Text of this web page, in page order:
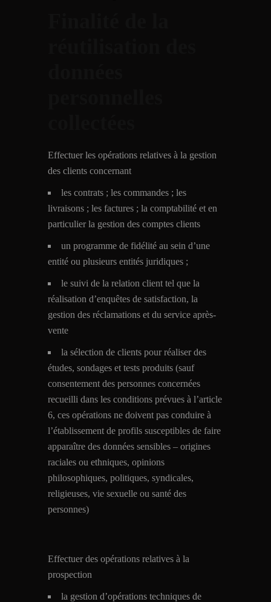
Effectuer les opérations relatives à la gestion
des clients concernant
les contrats ; les commandes ; les
livraisons ; les factures ; la comptabilité et en
particulier la gestion des comptes clients
un programme de fidélité au sein d’une
entité ou plusieurs entités juridiques ;
le suivi de la relation client tel que la
réalisation d’enquêtes de satisfaction, la
gestion des réclamations et du service après-
vente
la sélection de clients pour réaliser des
études, sondages et tests produits (sauf
consentement des personnes concernées
recueilli dans les conditions prévues à l’article
6, ces opérations ne doivent pas conduire à
l’établissement de profils susceptibles de faire
apparaître des données sensibles – origines
raciales ou ethniques, opinions
philosophiques, politiques, syndicales,
religieuses, vie sexuelle ou santé des
personnes)
Effectuer des opérations relatives à la
prospection
la gestion d’opérations techniques de